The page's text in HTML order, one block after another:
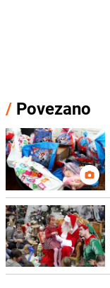
/ Povezano